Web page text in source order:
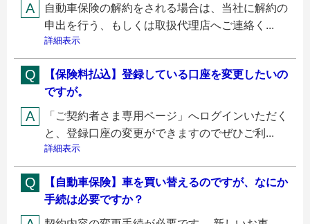
自動車保険の解約をされる場合は、当社に解約の
申出を行う、もしくは取扱代理店へご連絡く...
詳細表示
【保険料払込】登録している口座を変更したいの
ですが。
「ご契約者さま専用ページ」へログインいただく
と、登録口座の変更ができますのでぜひご利...
詳細表示
【自動車保険】車を買い替えるのですが、なにか
手続は必要ですか？